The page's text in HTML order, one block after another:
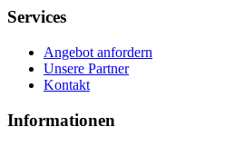
Services
Angebot anfordern
Unsere Partner
Kontakt
Informationen